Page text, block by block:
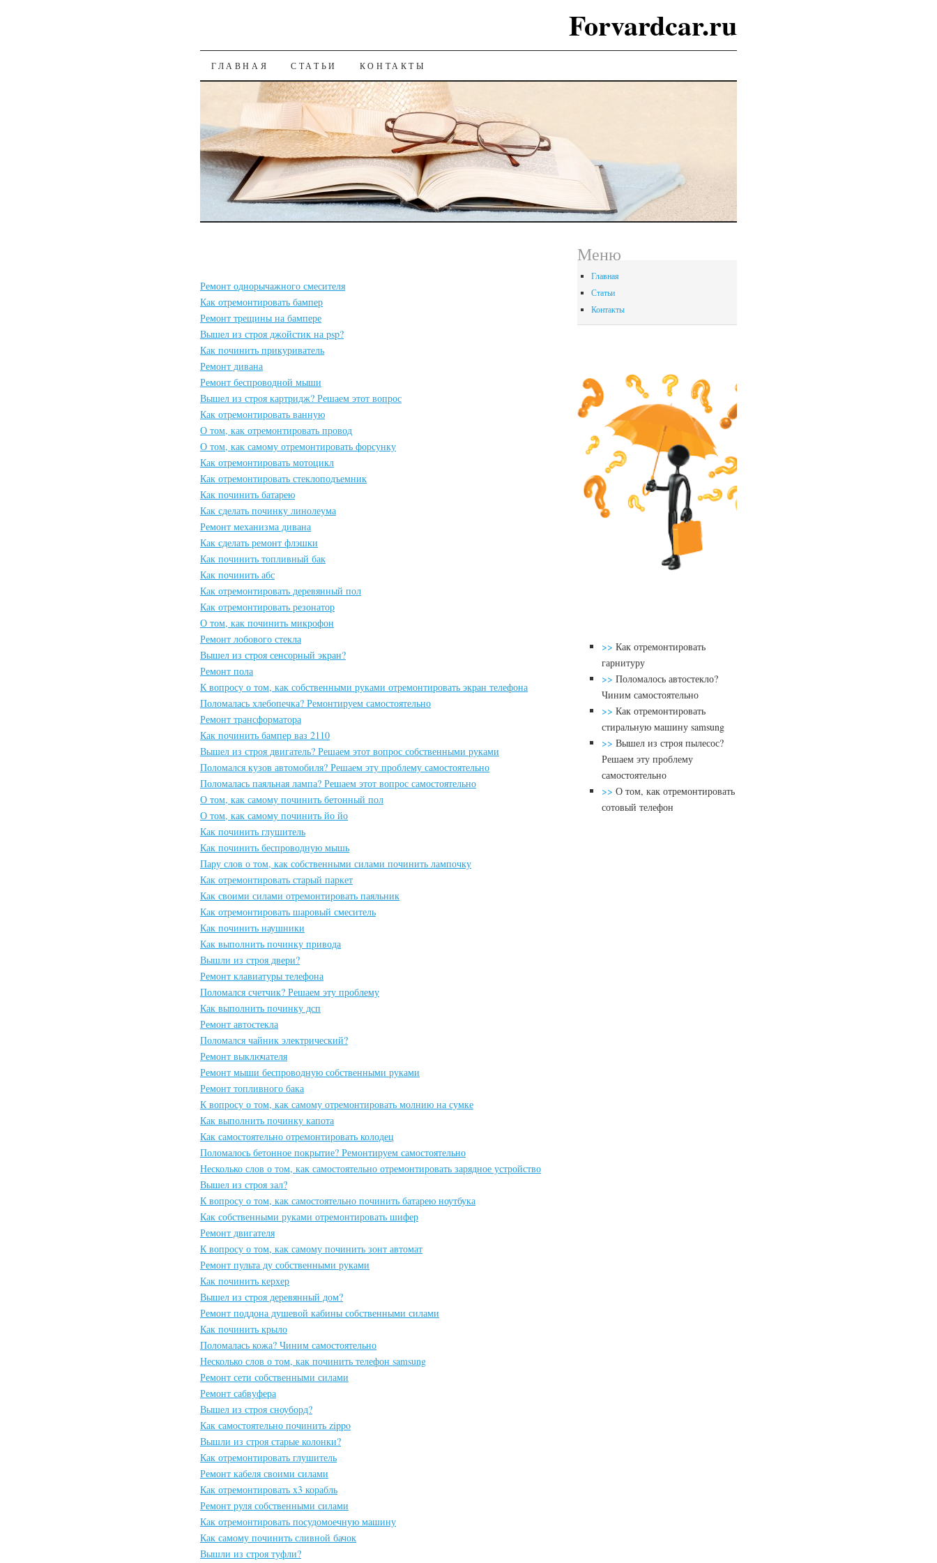
Forvardcar.ru
К СОДЕРЖАНИЮ
ГЛАВНАЯ СТАТЬИ КОНТАКТЫ
Ремонт однорычажного смесителя
Как отремонтировать бампер
Ремонт трещины на бампере
Вышел из строя джойстик на psp?
Как починить прикуриватель
Ремонт дивана
Ремонт беспроводной мыши
Вышел из строя картридж? Решаем этот вопрос
Как отремонтировать ванную
О том, как отремонтировать провод
О том, как самому отремонтировать форсунку
Как отремонтировать мотоцикл
Как отремонтировать стеклоподъемник
Как починить батарею
Как сделать починку линолеума
Ремонт механизма дивана
Как сделать ремонт флэшки
Как починить топливный бак
Как починить абс
Как отремонтировать деревянный пол
Как отремонтировать резонатор
О том, как починить микрофон
Ремонт лобового стекла
Вышел из строя сенсорный экран?
Ремонт пола
К вопросу о том, как собственными руками отремонтировать экран телефона
Поломалась хлебопечка? Ремонтируем самостоятельно
Ремонт трансформатора
Как починить бампер ваз 2110
Вышел из строя двигатель? Решаем этот вопрос собственными руками
Поломался кузов автомобиля? Решаем эту проблему самостоятельно
Поломалась паяльная лампа? Решаем этот вопрос самостоятельно
О том, как самому починить бетонный пол
О том, как самому починить йо йо
Как починить глушитель
Как починить беспроводную мышь
Пару слов о том, как собственными силами починить лампочку
Как отремонтировать старый паркет
Как своими силами отремонтировать паяльник
Как отремонтировать шаровый смеситель
Как починить наушники
Как выполнить починку привода
Вышли из строя двери?
Ремонт клавиатуры телефона
Поломался счетчик? Решаем эту проблему
Как выполнить починку дсп
Ремонт автостекла
Поломался чайник электрический?
Ремонт выключателя
Ремонт мыши беспроводную собственными руками
Ремонт топливного бака
К вопросу о том, как самому отремонтировать молнию на сумке
Как выполнить починку капота
Как самостоятельно отремонтировать колодец
Поломалось бетонное покрытие? Ремонтируем самостоятельно
Несколько слов о том, как самостоятельно отремонтировать зарядное устройство
Вышел из строя зал?
К вопросу о том, как самостоятельно починить батарею ноутбука
Как собственными руками отремонтировать шифер
Ремонт двигателя
К вопросу о том, как самому починить зонт автомат
Ремонт пульта ду собственными руками
Как починить керхер
Вышел из строя деревянный дом?
Ремонт поддона душевой кабины собственными силами
Как починить крыло
Поломалась кожа? Чиним самостоятельно
Несколько слов о том, как починить телефон samsung
Ремонт сети собственными силами
Ремонт сабвуфера
Вышел из строя сноуборд?
Как самостоятельно починить zippo
Вышли из строя старые колонки?
Как отремонтировать глушитель
Ремонт кабеля своими силами
Как отремонтировать x3 корабль
Ремонт руля собственными силами
Как отремонтировать посудомоечную машину
Как самому починить сливной бачок
Вышли из строя туфли?
Меню
Главная
Статьи
Контакты
>> Как отремонтировать
гарнитуру
>> Поломалось автостекло?
Чиним самостоятельно
>> Как отремонтировать
стиральную машину samsung
>> Вышел из строя пылесос?
Решаем эту проблему
самостоятельно
>> О том, как отремонтировать
сотовый телефон